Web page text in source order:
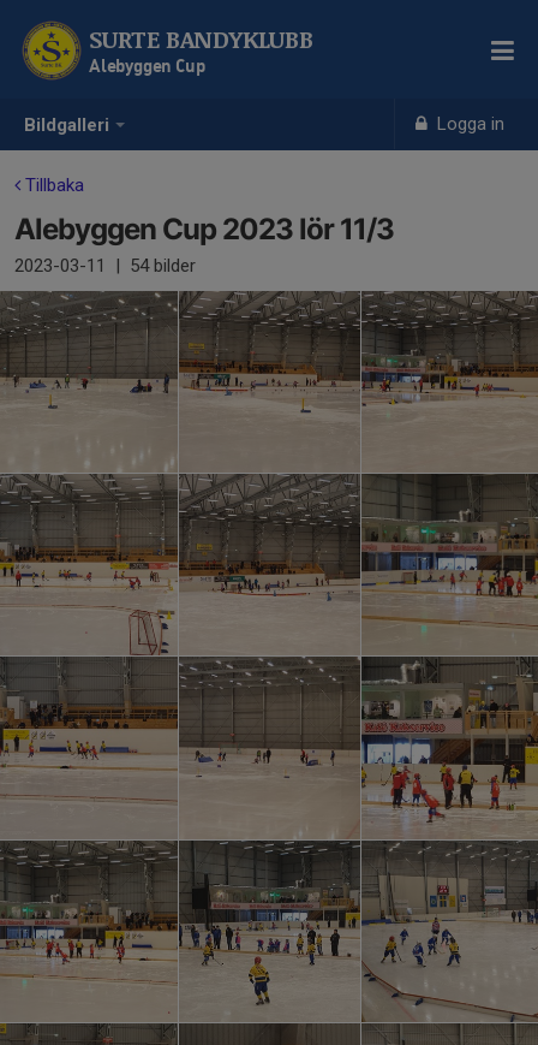
Bildgalleri Logga in
SURTE BANDYKLUBB
Alebyggen Cup
Tillbaka
Alebyggen Cup 2023 lör 11/3
2023-03-11 | 54 bilder